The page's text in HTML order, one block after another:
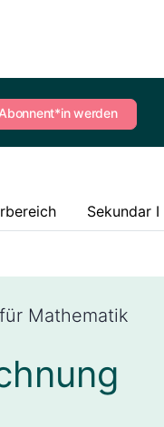
Abonnent*in werden
Sekundar I
Mathematik